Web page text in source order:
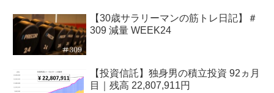
【30歳サラリーマンの筋トレ日記】＃
309 減量 WEEK24
【投資信託】独身男の積立投資 92ヵ月
目｜残高 22,807,911円